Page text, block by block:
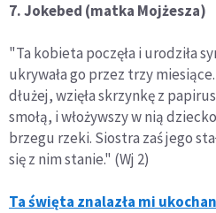
7. Jokebed (matka Mojżesza)
"Ta kobieta poczęła i urodziła
ukrywała go przez trzy
dłużej, wzięła skrzynkę z
smołą, i włożywszy w nią
brzegu rzeki. Siostra zaś jego
się z nim stanie." (Wj 2)
Ta święta znalazła mi